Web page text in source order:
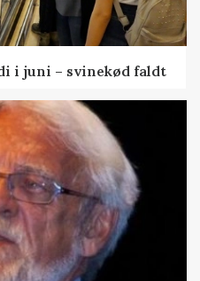
i juni – svinekød faldt